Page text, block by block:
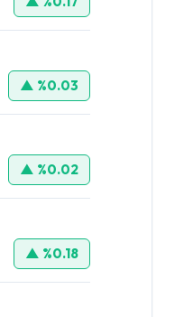
▲ %0.03
▲ %0.02
▲ %0.18